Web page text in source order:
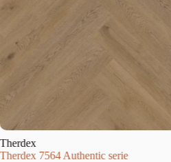
Authentic serie